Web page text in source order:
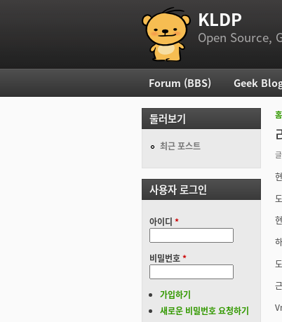
부 메뉴 KLDP
Open Source,
홈
주 메뉴
Forum (BBS) Geek
둘러보기
최근 포스트
사용자 로그인
아이디 *
비밀번호*
가입하기
새로운 비밀번호 요청하기